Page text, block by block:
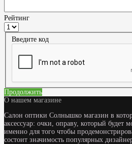
Рейтинг
Введите код
Продолжить
О нашем магазине
Салон оптики Солнышко магазин в
аксессуар: очки, оправу, который
именно для того чтобы
состоит значимость популярных